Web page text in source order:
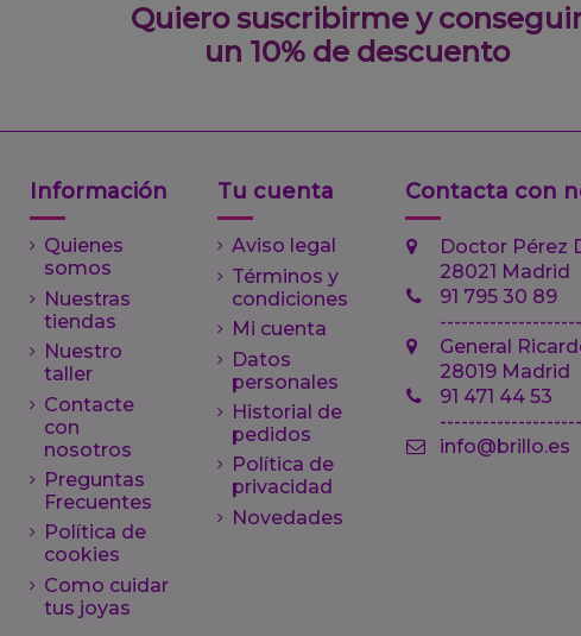
Quiero suscribirme y
un 10% de descuento
Información
Quienes
somos
Nuestras
tiendas
Nuestro
taller
Contacte
con
nosotros
Preguntas
Frecuentes
Política de
cookies
Como cuidar
tus joyas
Tu cuenta
Aviso legal
Términos y
condiciones
Mi cuenta
Datos
personales
Historial de
pedidos
Política de
privacidad
Novedades
Contacta con
Doctor Pérez
28021 Madrid
91 795 30 89
General
28019 Madrid
91 471 44 53
info@brillo.es